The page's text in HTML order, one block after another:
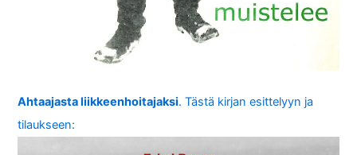
Ahtaajasta liikkeenhoitajaksi. Tästä kirjan esittelyyn ja
tilaukseen: